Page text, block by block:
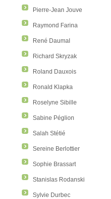
Pierre-Jean Jouve
Raymond Farina
René Daumal
Richard Skryzak
Roland Dauxois
Ronald Klapka
Roselyne Sibille
Sabine Péglion
Salah Stétié
Sereine Berlottier
Sophie Brassart
Stanislas Rodanski
Sylvie Durbec